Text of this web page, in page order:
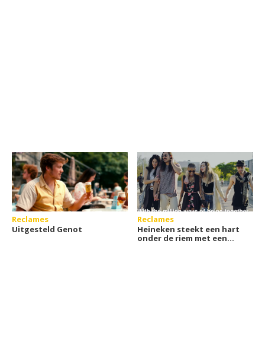
Reclames
Uitgesteld Genot
Reclames
Heineken steekt een hart
onder de riem met een